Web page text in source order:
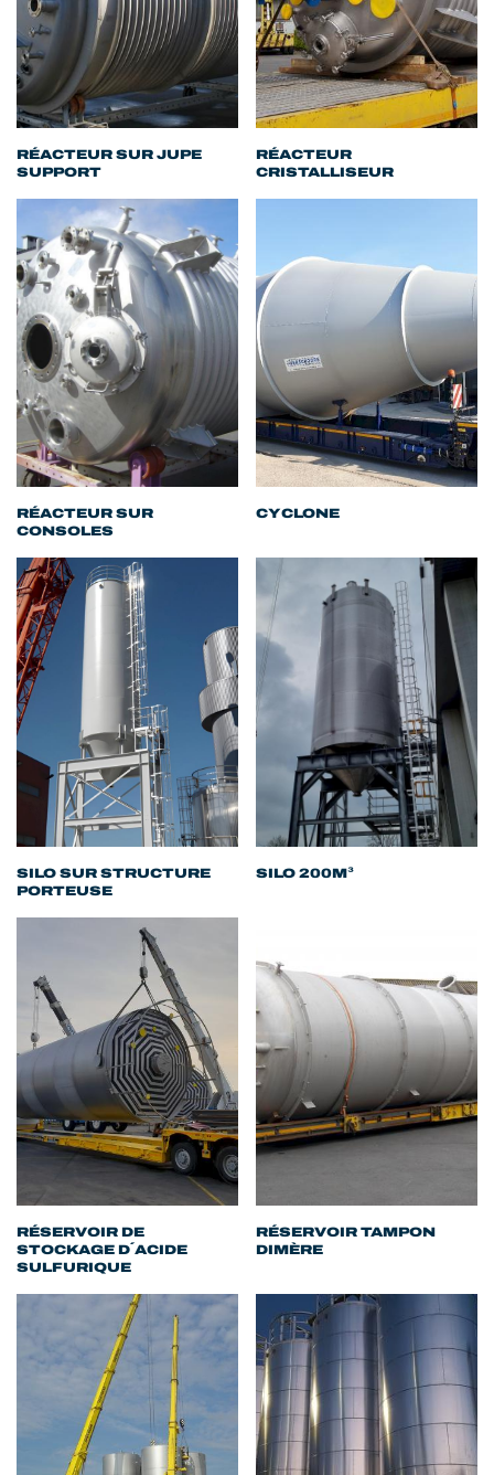
RÉACTEUR SUR JUPE
SUPPORT
RÉACTEUR
CRISTALLISEUR
RÉACTEUR SUR
CONSOLES
CYCLONE
SILO SUR STRUCTURE
PORTEUSE
SILO 200M³
RÉSERVOIR DE
STOCKAGE D´ACIDE
SULFURIQUE
RÉSERVOIR TAMPON
DIMÈRE